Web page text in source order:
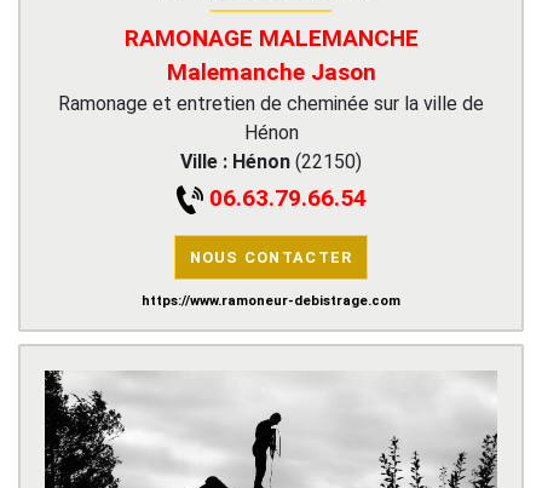
RAMONAGE MALEMANCHE
Malemanche Jason
Ramonage et entretien de cheminée sur la ville de
Hénon
Ville : Hénon (22150)
06.63.79.66.54
NOUS CONTACTER
https://www.ramoneur-debistrage.com